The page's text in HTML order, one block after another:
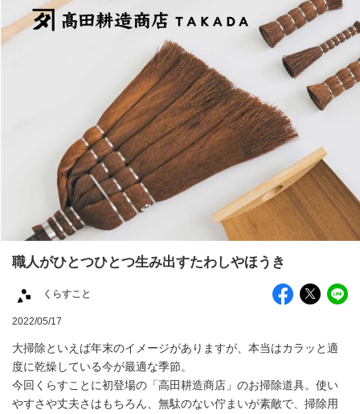
職人がひとつひとつ生み出すたわしやほうき
くらすこと
2022/05/17
大掃除といえば年末のイメージがありますが、本当はカラッと適
度に乾燥している今が最適な季節。
今回くらすことに初登場の「高田耕造商店」のお掃除道具。使い
やすさや丈夫さはもちろん、無駄のない佇まいが素敵で、掃除用